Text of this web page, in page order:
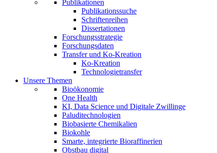
Publikationen
Publikationssuche
Schriftenreihen
Dissertationen
Forschungsstrategie
Forschungsdaten
Transfer und Ko-Kreation
Ko-Kreation
Technologietransfer
Unsere Themen
Bioökonomie
One Health
KI, Data Science und Digitale Zwillinge
Paluditechnologien
Biobasierte Chemikalien
Biokohle
Smarte, integrierte Bioraffinerien
Obstbau digital